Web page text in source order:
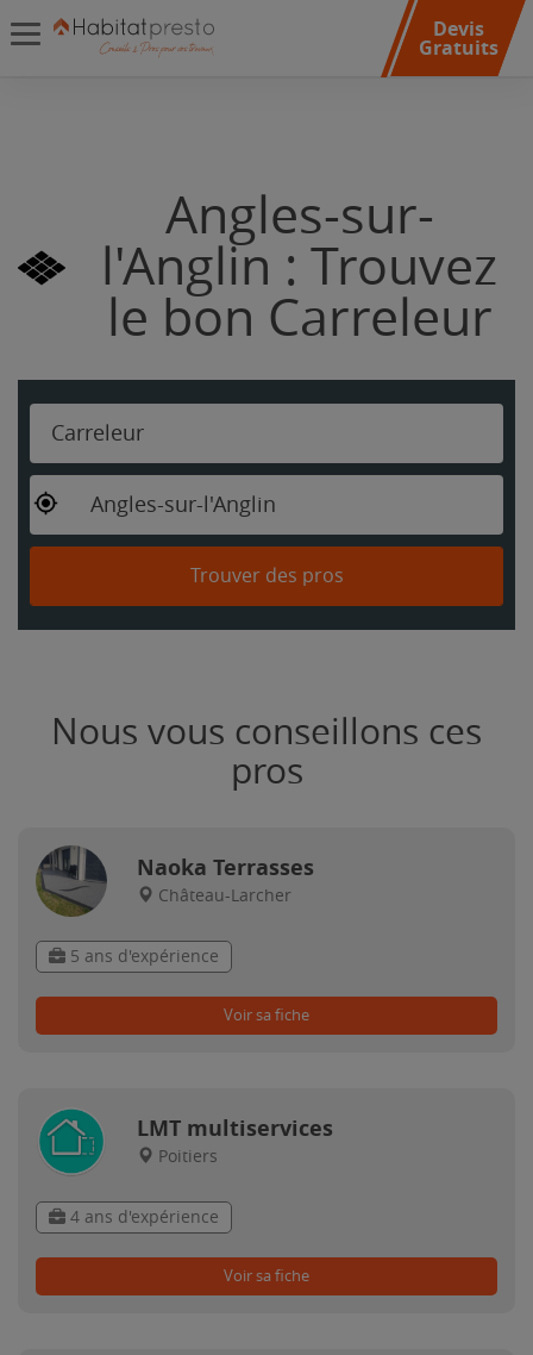
Devis
Gratuits
Angles-sur-
l'Anglin : Trouvez
le bon Carreleur
Carreleur
Angles-sur-l'Anglin
Trouver des pros
Nous vous conseillons ces
pros
Naoka Terrasses
Château-Larcher
5 ans d'expérience
Voir sa fiche
LMT multiservices
Poitiers
4 ans d'expérience
Voir sa fiche